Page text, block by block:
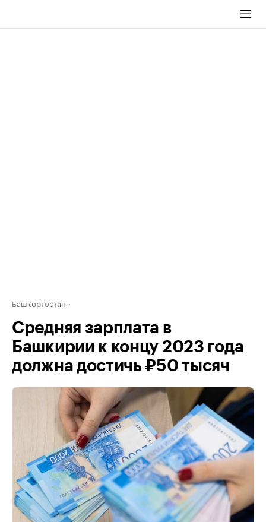
Башкортостан
Средняя зарплата в
Башкирии к концу 2023 года
должна достичь ₽50 тысяч